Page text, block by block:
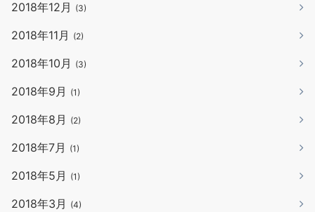
2018年12月 (3)
2018年11月 (2)
2018年10月 (3)
2018年9月 (1)
2018年8月 (2)
2018年7月 (1)
2018年5月 (1)
2018年3月 (4)